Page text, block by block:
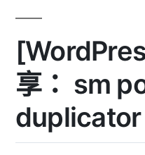
享： sm
duplicator